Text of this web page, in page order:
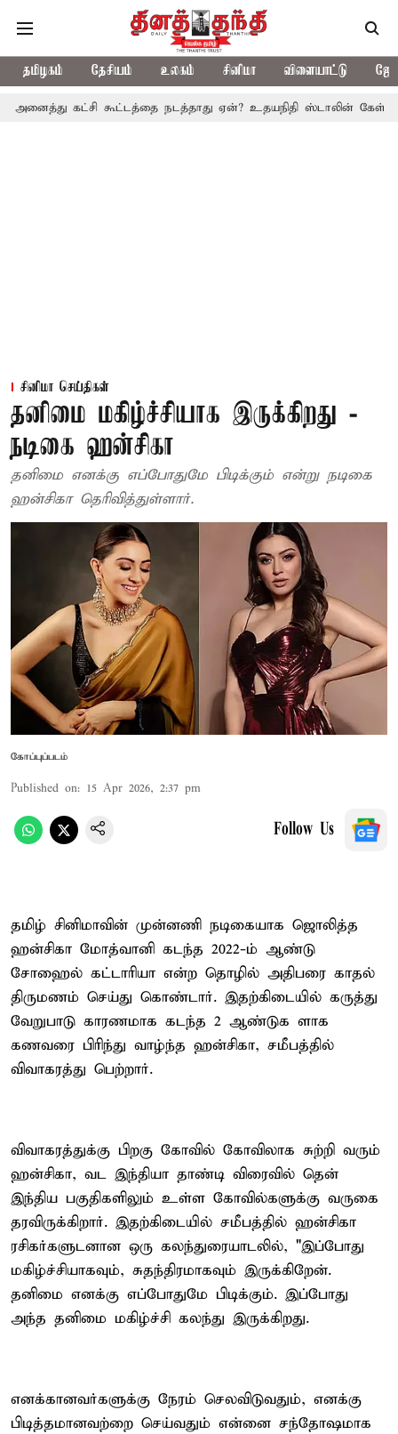
தமிழகம் தேசியம் உலகம் சினிமா விளையாட்டு
கூட்டத்தை நடத்தாது ஏன்? உதயநிதி ஸ்டாலின் கேள்வி த.வெ.க.
சினிமா செய்திகள்
தனிமை மகிழ்ச்சியாக இருக்கிறது -
நடிகை ஹன்சிகா
தனிமை எனக்கு எப்போதுமே பிடிக்கும் என்று நடிகை
ஹன்சிகா தெரிவித்துள்ளார்.
கோப்புப்படம்
Published on: 15 Apr 2026, 2:37 pm
Follow Us
தமிழ் சினிமாவின் முன்னணி நடிகையாக ஜொலித்த
ஹன்சிகா மோத்வானி கடந்த 2022-ம் ஆண்டு
சோஹைல் கட்டாரியா என்ற தொழில் அதிபரை காதல்
திருமணம் செய்து கொண்டார். இதற்கிடையில் கருத்து
வேறுபாடு காரணமாக கடந்த 2 ஆண்டுக ளாக
கணவரை பிரிந்து வாழ்ந்த ஹன்சிகா, சமீபத்தில்
விவாகரத்து பெற்றார்.
விவாகரத்துக்கு பிறகு கோவில் கோவிலாக சுற்றி வரும்
ஹன்சிகா, வட இந்தியா தாண்டி விரைவில் தென்
இந்திய பகுதிகளிலும் உள்ள கோவில்களுக்கு வருகை
தரவிருக்கிறார். இதற்கிடையில் சமீபத்தில் ஹன்சிகா
ரசிகர்களுடனான ஒரு கலந்துரையாடலில், "இப்போது
மகிழ்ச்சியாகவும், சுதந்திரமாகவும் இருக்கிறேன்.
தனிமை எனக்கு எப்போதுமே பிடிக்கும். இப்போது
அந்த தனிமை மகிழ்ச்சி கலந்து இருக்கிறது.
எனக்கானவர்களுக்கு நேரம் செலவிடுவதும், எனக்கு
பிடித்தமானவற்றை செய்வதும் என்னை சந்தோஷமாக